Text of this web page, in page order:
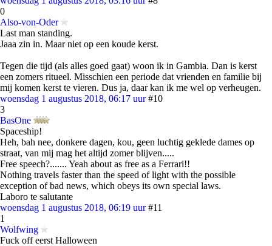
0
Also-von-Oder
Last man standing.
Jaaa zin in. Maar niet op een koude kerst.
Tegen die tijd (als alles goed gaat) woon ik in Gambia. Dan is kerst
een zomers ritueel. Misschien een periode dat vrienden en familie bij
mij komen kerst te vieren. Dus ja, daar kan ik me wel op verheugen.
woensdag 1 augustus 2018, 06:17 uur #10
3
BasOne
Spaceship!
Heh, bah nee, donkere dagen, kou, geen luchtig geklede dames op
straat, van mij mag het altijd zomer blijven.....
Free speech?....... Yeah about as free as a Ferrari!!
Nothing travels faster than the speed of light with the possible
exception of bad news, which obeys its own special laws.
Laboro te salutante
woensdag 1 augustus 2018, 06:19 uur #11
1
Wolfwing
Fuck off eerst Halloween